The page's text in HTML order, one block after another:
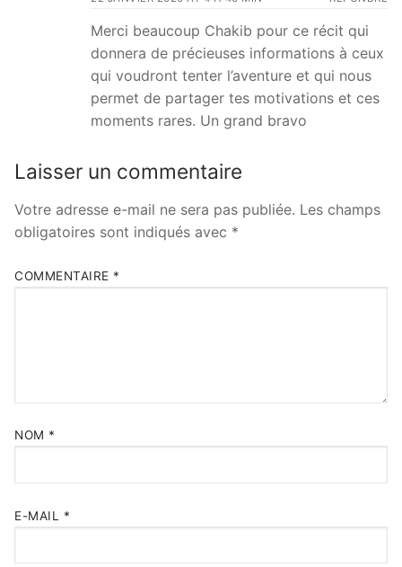
Merci beaucoup Chakib pour ce récit qui
donnera de précieuses informations à ceux
qui voudront tenter l’aventure et qui nous
permet de partager tes motivations et ces
moments rares. Un grand bravo
Laisser un commentaire
Votre adresse e-mail ne sera pas publiée. Les champs
obligatoires sont indiqués avec *
COMMENTAIRE *
NOM *
E-MAIL *